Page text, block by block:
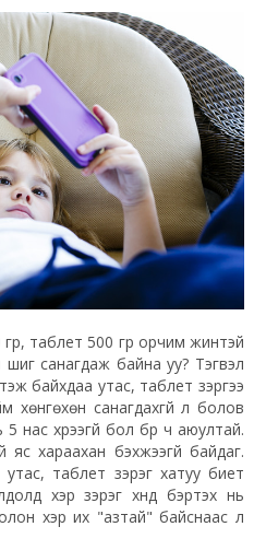
гр, таблет 500 гр орчим жинтэй
санагдаж байна уу? Тэгвэл
байхдаа утас, таблет зэргээ
хөнгөхөн санагдахгүй л болов
5 нас хүрээгүй бол бүр ч аюултай.
яс хараахан бэхжээгүй байдаг.
утас, таблет зэрэг хатуу биет
хэр зэрэг хүнд бэртэх нь
хэр их "азтай" байснаас л